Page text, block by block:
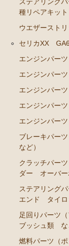
ソアラ JZZ30
ト ホース
エンジンパ
マークⅡ クレス
1 63 RX63
エンジンパ
エンジンパ
エンジンパ
エンジンパ
エンジンパ
ブレーキパ
ステアリング
種リペアキッ
ウエザースト
セリカXX
エンジンパー
エンジンパー
エンジンパー
エンジンパー
エンジンパー
ブレーキパー
など）
クラッチパー
ダー オーバー
ステアリング
エンド タイロ
足回りパーツ
ブッシュ類 な
燃料パーツ（